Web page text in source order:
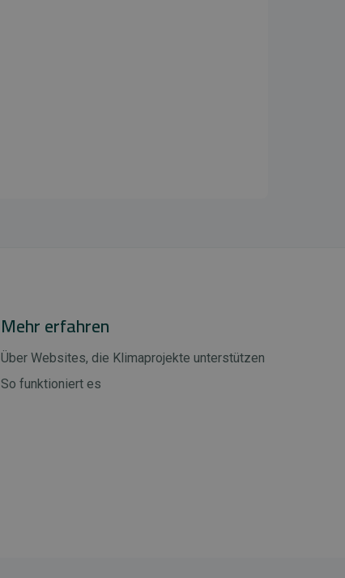
Mehr erfahren
Über Websites, die Klimaprojekte unterstützen
So funktioniert es